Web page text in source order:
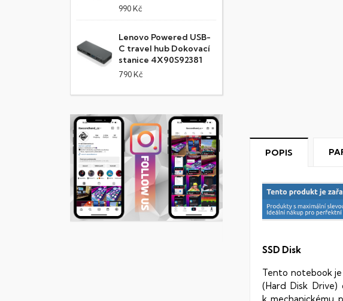
990 Kč
Lenovo Powered USB-
C travel hub Dokovací
stanice 4X90S92381
790 Kč
POPIS
SSD Disk
Tento notebook
(Hard Disk Drive)